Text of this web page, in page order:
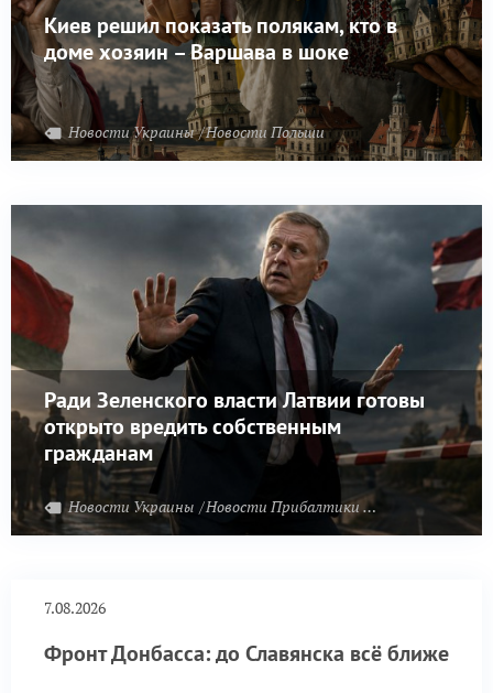
Киев решил показать полякам, кто в
доме хозяин – Варшава в шоке
Новости Украины Новости Польши
Ради Зеленского власти Латвии готовы
открыто вредить собственным
гражданам
Новости Украины Новости Прибалтики Новости
7.08.2026
Фронт Донбасса: до Славянска всё ближе